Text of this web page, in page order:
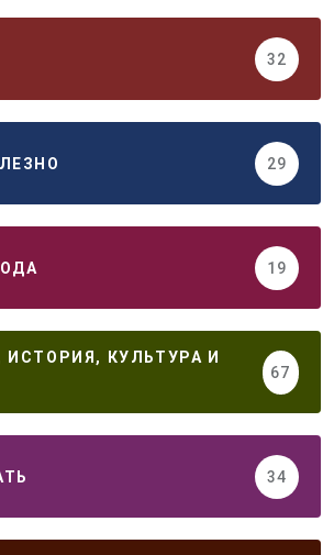
32
29
19
ИСТОРИЯ, КУЛЬТУРА И
67
34